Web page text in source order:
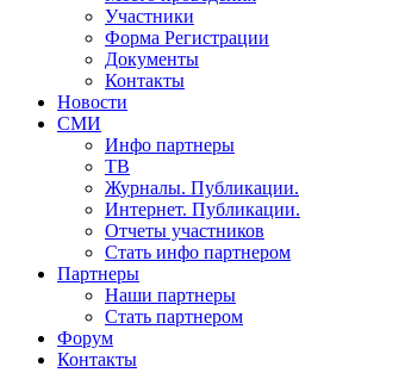
Участники
Форма Регистрации
Документы
Контакты
Новости
СМИ
Инфо партнеры
ТВ
Журналы. Публикации.
Интернет. Публикации.
Отчеты участников
Стать инфо партнером
Партнеры
Наши партнеры
Стать партнером
Форум
Контакты